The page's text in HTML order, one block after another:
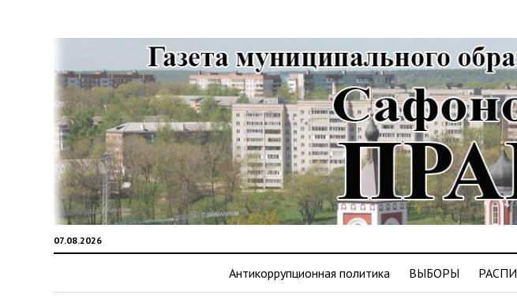
07.08.2026
Антикоррупционная политика ВЫБОРЫ